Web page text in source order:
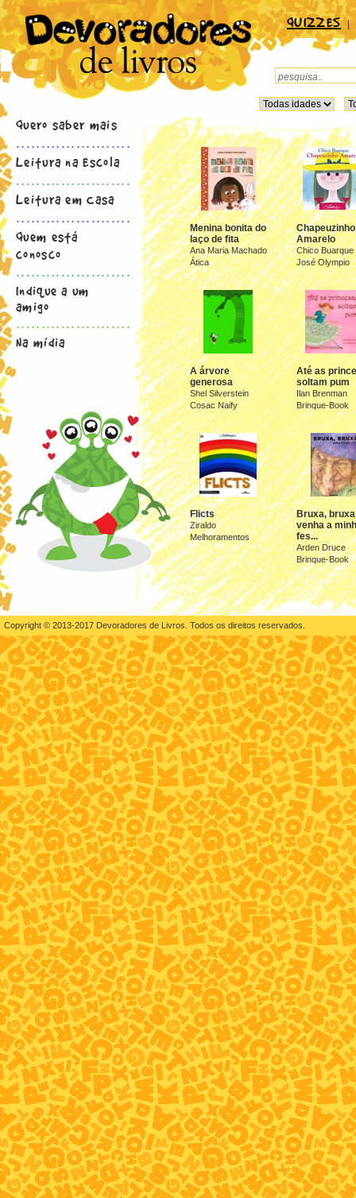
QUIZZES |
Quero saber mais
.......................
Leitura na Escola
.......................
Leitura em Casa
.......................
Quem está
conosco
.......................
Indique a um
amigo
.......................
Na mídia
Menina bonita do
laço de fita
Ana Maria Machado
Ática
Chapeuzinho
Amarelo
Chico Buarque
José Olympio
A árvore
generosa
Shel Silverstein
Cosac Naify
Até as
soltam pum
Ilan Brenman
Brinque-Book
Flicts
Ziraldo
Melhoramentos
Bruxa, bruxa
venha a
fes...
Arden Druce
Brinque-Book
Copyright © 2013-2017 Devoradores de Livros. Todos os direitos reservados.